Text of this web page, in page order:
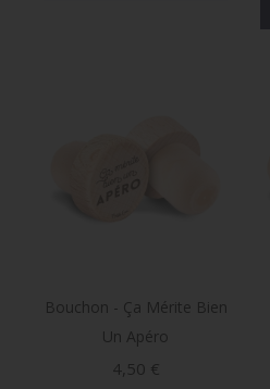
Bouchon - Ça Mérite Bien
Un Apéro
Prix
4,50 €